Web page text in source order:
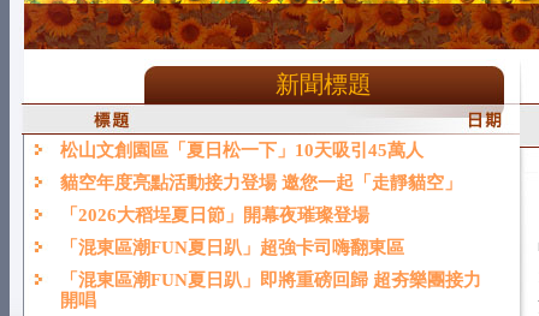
新聞標題
松山文創園區「夏日松一下」10天吸引45萬人
貓空年度亮點活動接力登場 邀您一起「走靜貓空」
「2026大稻埕夏日節」開幕夜璀璨登場
「混東區潮FUN夏日趴」超強卡司嗨翻東區
「混東區潮FUN夏日趴」即將重磅回歸 超夯樂團接力
開唱